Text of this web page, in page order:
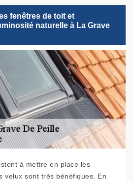
fenêtres de toit et
naturelle à La Grave
à mettre en place les
velux sont très bénéfiques. En